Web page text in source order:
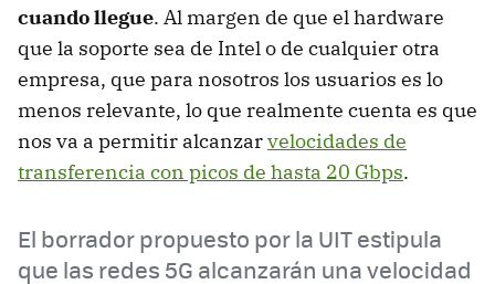
cuando llegue. Al margen de que el hardware
que la soporte sea de Intel o de cualquier otra
empresa, que para nosotros los usuarios es lo
menos relevante, lo que realmente cuenta es que
nos va a permitir alcanzarvelocidades de
transferencia con picos de hasta 20 Gbps.
El borrador propuesto por la UIT estipula
que las redes 5G alcanzarán una velocidad